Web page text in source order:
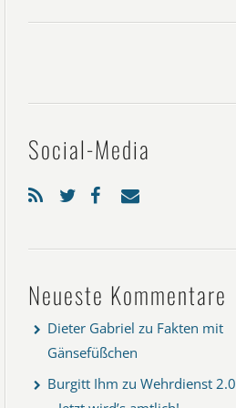
Social-Media
Neueste Kommentare
Dieter Gabriel zu Fakten mit
Gänsefüßchen
Burgitt Ihm zu Wehrdienst 2.0